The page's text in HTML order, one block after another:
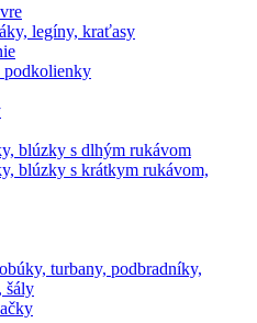
legíny, kraťasy
podkolienky
blúzky s dlhým rukávom
blúzky s krátkym rukávom,
turbany, podbradníky,
šály